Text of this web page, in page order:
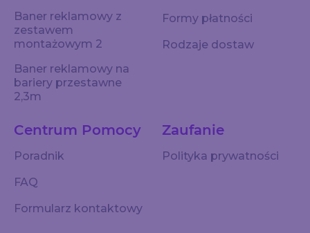
Baner reklamowy z
zestawem
montażowym 2
Baner reklamowy na
bariery przestawne
2,3m
Centrum Pomocy
Poradnik
FAQ
Formularz kontaktowy
Zaufanie
Polityka prywatności
Formy płatności
Rodzaje dostaw